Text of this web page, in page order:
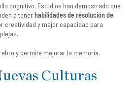
cognitivo. Estudios han demostrado que
a tenerhabilidades de resolución de
creatividad y mejor capacidad para
y permite mejorar la memoria.
Culturas